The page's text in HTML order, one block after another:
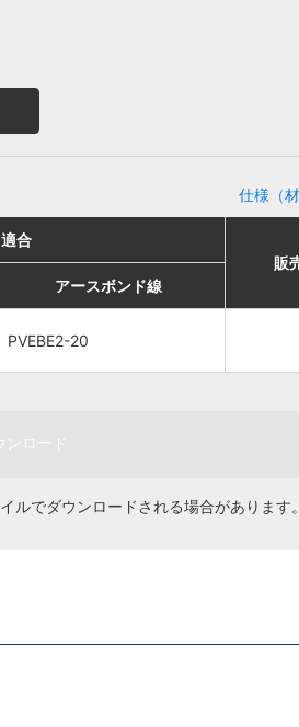
仕様（
価格
70円
適合
販
アースボンド線
PVEBE2-20
価格
70円
適合
販
アースボンド線
PVEBE2-20
ンロード
でダウンロードされる場合があります。